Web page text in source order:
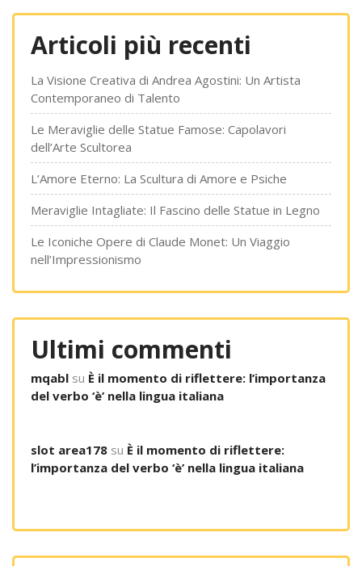
Articoli più recenti
La Visione Creativa di Andrea Agostini: Un Artista
Contemporaneo di Talento
Le Meraviglie delle Statue Famose: Capolavori
dell’Arte Scultorea
L’Amore Eterno: La Scultura di Amore e Psiche
Meraviglie Intagliate: Il Fascino delle Statue in Legno
Le Iconiche Opere di Claude Monet: Un Viaggio
nell’Impressionismo
Ultimi commenti
mqabl su È il momento di riflettere: l’importanza
del verbo ‘è’ nella lingua italiana
slot area178 su È il momento di riflettere:
l’importanza del verbo ‘è’ nella lingua italiana